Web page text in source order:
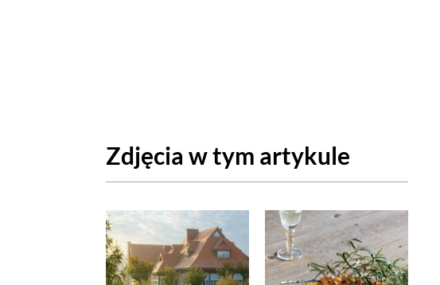
Zdjęcia w tym artykule
NATURALNA APTECZKA
ZWIERZĘTA DOMOWE
RĘKODZIEŁO RZEMIOSŁO